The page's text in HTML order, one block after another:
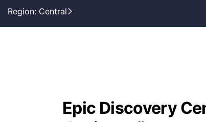
Region: Central
Epic Discovery